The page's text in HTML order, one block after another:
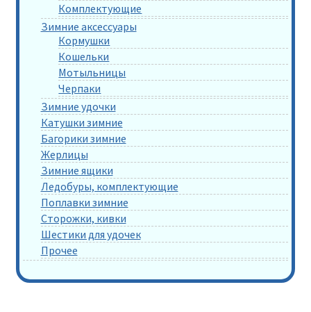
Комплектующие
Зимние аксессуары
Кормушки
Кошельки
Мотыльницы
Черпаки
Зимние удочки
Катушки зимние
Багорики зимние
Жерлицы
Зимние ящики
Ледобуры, комплектующие
Поплавки зимние
Сторожки, кивки
Шестики для удочек
Прочее